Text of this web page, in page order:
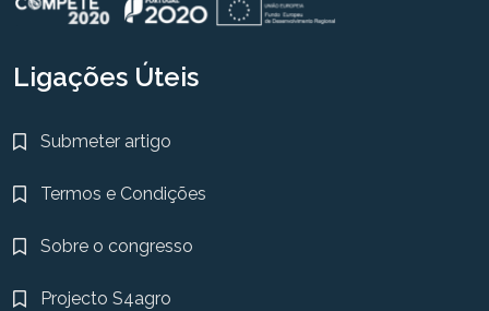
Ligações Úteis
Submeter artigo
Termos e Condições
Sobre o congresso
Projecto S4agro